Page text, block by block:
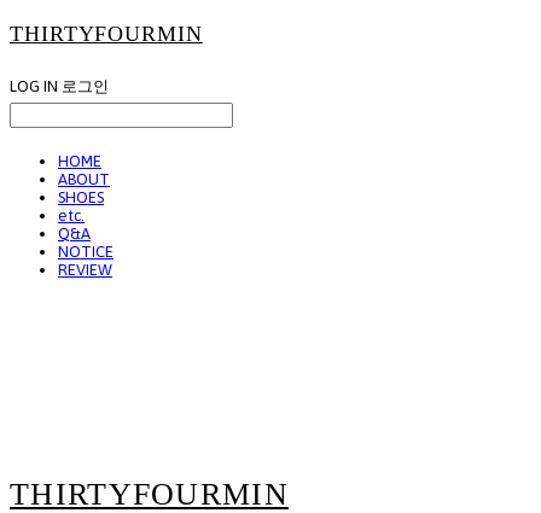
THIRTYFOURMIN
LOG IN 로그인
HOME
ABOUT
SHOES
etc.
Q&A
NOTICE
REVIEW
THIRTYFOURMIN